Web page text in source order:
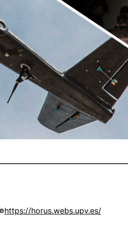
https://horus.webs.upv.es/